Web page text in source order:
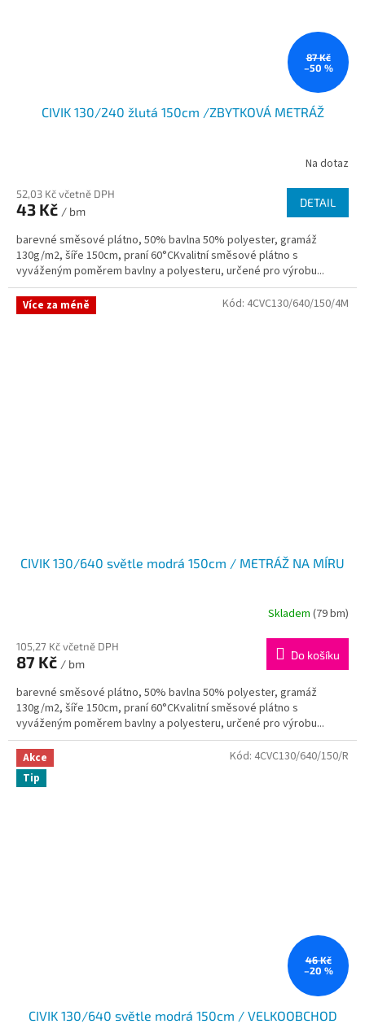
87 Kč
–50 %
CIVIK 130/240 žlutá 150cm /ZBYTKOVÁ METRÁŽ
Na dotaz
52,03 Kč včetně DPH
43 Kč / bm
DETAIL
barevné směsové plátno, 50% bavlna 50% polyester, gramáž
130g/m2, šíře 150cm, praní 60°CKvalitní směsové plátno s
vyváženým poměrem bavlny a polyesteru, určené pro výrobu...
Více za méně
CIVIK 130/640 světle modrá 150cm / METRÁŽ NA MÍRU
Skladem (79 bm)
105,27 Kč včetně DPH
87 Kč / bm
Do košíku
barevné směsové plátno, 50% bavlna 50% polyester, gramáž
130g/m2, šíře 150cm, praní 60°CKvalitní směsové plátno s
vyváženým poměrem bavlny a polyesteru, určené pro výrobu...
Kód: 4CVC130/640/150/4M
Akce
Tip
46 Kč
–20 %
CIVIK 130/640 světle modrá 150cm / VELKOOBCHOD
Kód: 4CVC130/640/150/R